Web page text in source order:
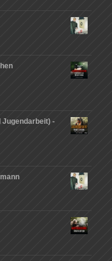
Jugendarbeit) -